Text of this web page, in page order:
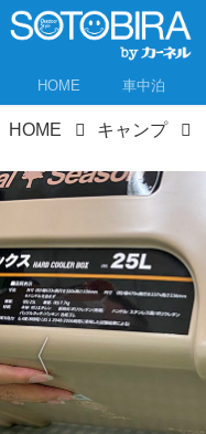
HOME 車中泊
HOME キャンプ